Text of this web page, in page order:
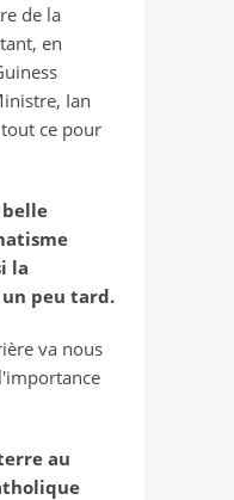
de la
en
Ian
ce pour
belle
la
peu tard.
va nous
au